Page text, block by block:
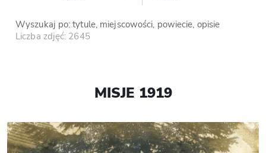
Wyszukaj po: tytule, miejscowości, powiecie, opisie
Liczba zdjęć: 2645
MISJE 1919